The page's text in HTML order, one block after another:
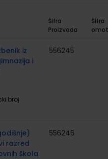
Šifra
Proizvoda
Šifra
iz
i
broj
556245
razred
škola
556246